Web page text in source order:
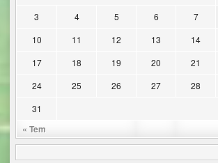
« Tem
3
4 5 6 7
10
11 12 13 14
17
18 19 20 21
24
25 26 27 28
31